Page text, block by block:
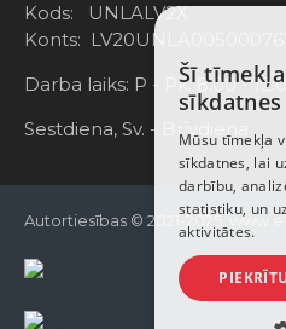
Kods: UNLALV2X
Konts:
Darba laiks: P - Pk. 8:00 -
Sestdiena, Sv. - Brīvdiena
Autortiesības © 2021-2025,
Šī
sīkdatnes
Mūsu tīmekļa
sīkdatnes, lai
darbību,
statistiku, un
aktivitātes.
PIEKRĪTU